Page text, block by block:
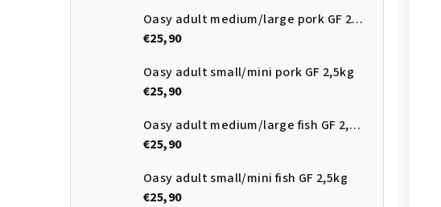
Oasy adult medium/large pork GF 2,5kg
€25,90
Oasy adult small/mini pork GF 2,5kg
€25,90
Oasy adult medium/large fish GF 2,5kg
€25,90
Oasy adult small/mini fish GF 2,5kg
€25,90